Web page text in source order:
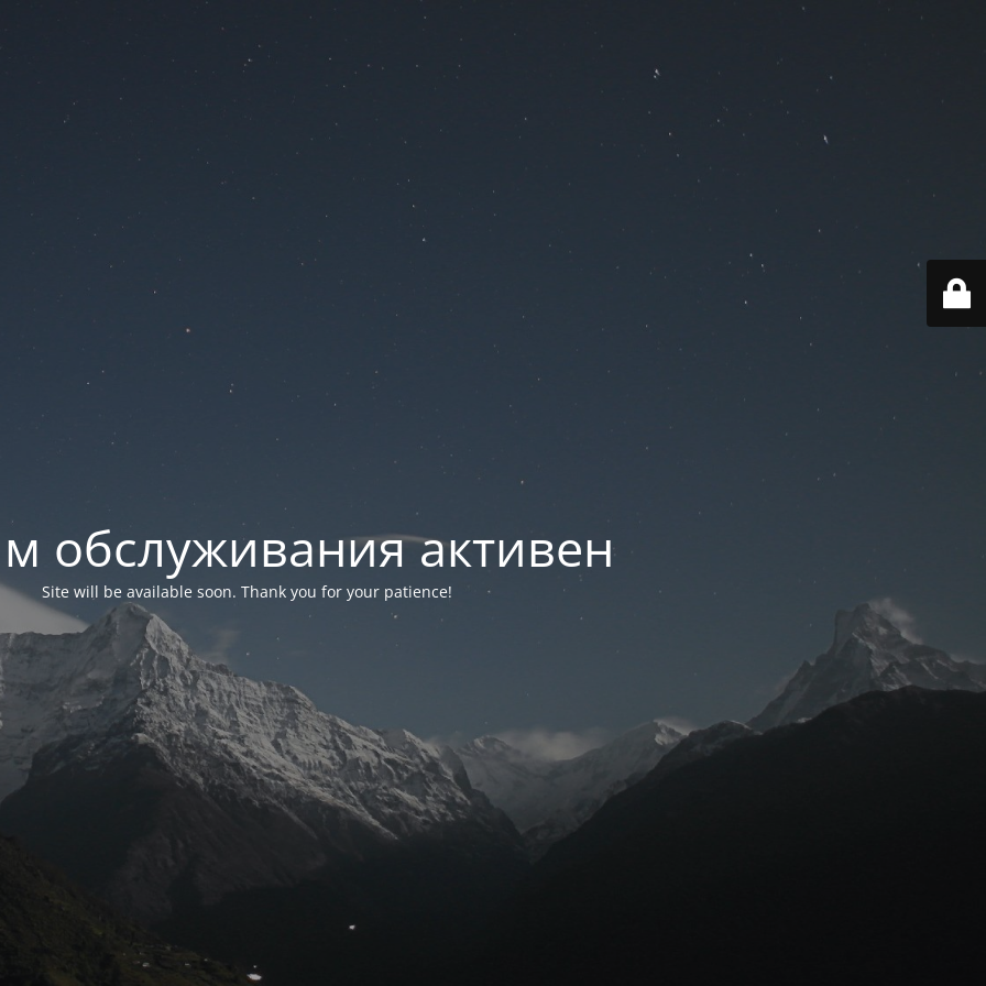
обслуживания активен
Site will be available soon. Thank you for your patience!